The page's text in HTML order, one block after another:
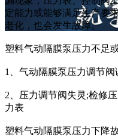
定能力或能够满足生产要
老化，也会发生故障。
塑料气动隔膜泵压力不足
1、气动隔膜泵压力调节
2、压力调节阀失灵;检修
力表
塑料气动隔膜泵压力下降